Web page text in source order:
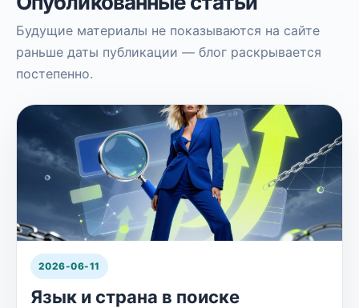
Будущие материалы не показываются на сайте
раньше даты публикации — блог раскрывается
постепенно.
2026-06-11
Язык и страна в поиске